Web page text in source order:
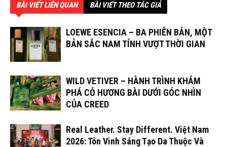
BÀI VIẾT LIÊN QUAN BÀI VIẾT THEO TÁC GIẢ
LOEWE ESENCIA – BA PHIÊN BẢN, MỘT
BẢN SẮC NAM TÍNH VƯỢT THỜI GIAN
WILD VETIVER – HÀNH TRÌNH KHÁM
PHÁ CỎ HƯƠNG BÀI DƯỚI GÓC NHÌN
CỦA CREED
Real Leather. Stay Different. Việt Nam
2026: Tôn Vinh Sáng Tạo Da Thuộc Và